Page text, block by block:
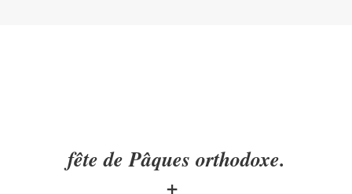
fête de Pâques orthodoxe.
+